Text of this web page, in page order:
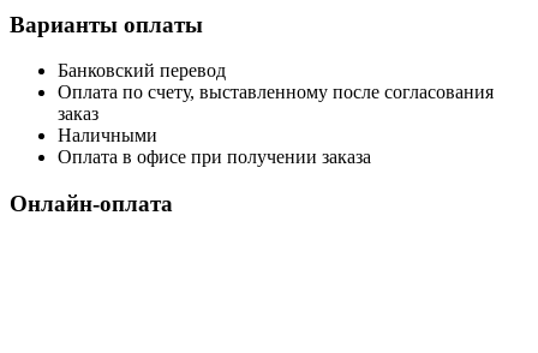
Варианты оплаты
Банковский перевод
Оплата по счету, выставленному после согласования
заказ
Наличными
Оплата в офисе при получении заказа
Онлайн-оплата